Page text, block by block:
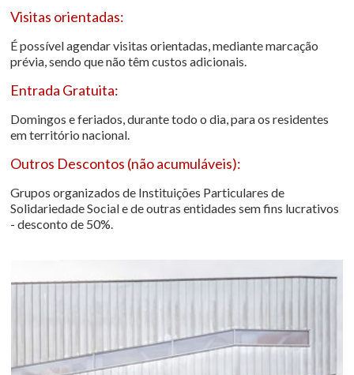
Visitas orientadas:
É possível agendar visitas orientadas, mediante marcação
prévia, sendo que não têm custos adicionais.
Entrada Gratuita:
Domingos e feriados, durante todo o dia, para os residentes
em território nacional.
Outros Descontos (não acumuláveis):
Grupos organizados de Instituições Particulares de
Solidariedade Social e de outras entidades sem fins lucrativos
- desconto de 50%.